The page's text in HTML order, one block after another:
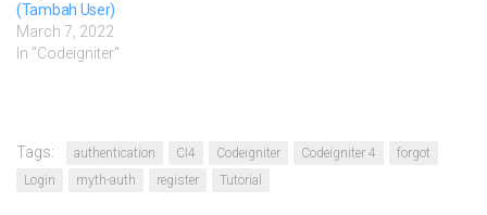
(Tambah User)
March 7, 2022
In "Codeigniter"
Tags: authentication CI4 Codeigniter Codeigniter 4
forgot
Login
myth-auth register Tutorial